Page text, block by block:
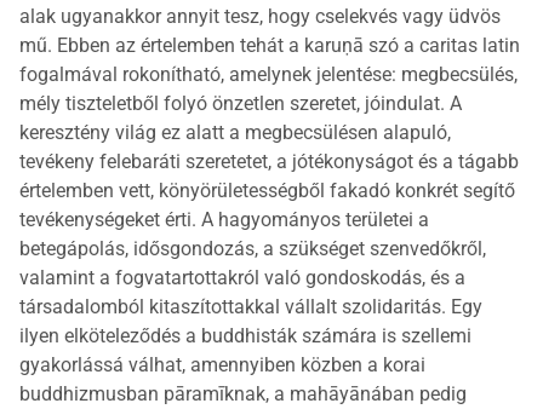
alak ugyanakkor annyit tesz, hogy cselekvés vagy üdvös
mű. Ebben az értelemben tehát a karuṇā szó a caritas latin
fogalmával rokonítható, amelynek jelentése: megbecsülés,
mély tiszteletből folyó önzetlen szeretet, jóindulat. A
keresztény világ ez alatt a megbecsülésen alapuló,
tevékeny felebaráti szeretetet, a jótékonyságot és a tágabb
értelemben vett, könyörületességből fakadó konkrét segítő
tevékenységeket érti. A hagyományos területei a
betegápolás, idősgondozás, a szükséget szenvedőkről,
valamint a fogvatartottakról való gondoskodás, és a
társadalomból kitaszítottakkal vállalt szolidaritás. Egy
ilyen elköteleződés a buddhisták számára is szellemi
gyakorlássá válhat, amennyiben közben a korai
buddhizmusban pāramīknak, a mahāyānában pedig